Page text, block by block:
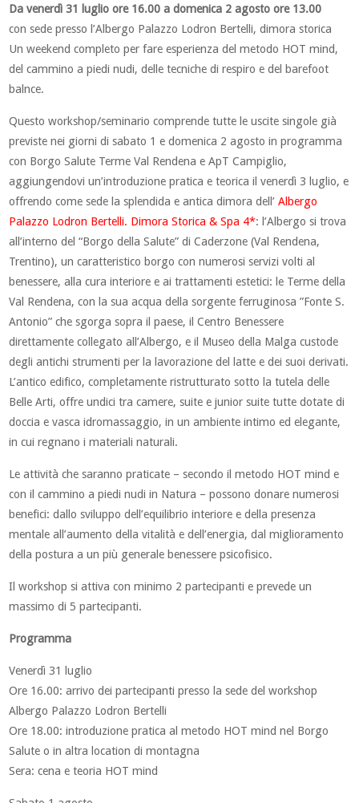
Da venerdì 31 luglio ore 16.00 a domenica 2 agosto ore 13.00
con sede presso l’Albergo Palazzo Lodron Bertelli, dimora storica
Un weekend completo per fare esperienza del metodo HOT mind,
del cammino a piedi nudi, delle tecniche di respiro e del barefoot
balnce.
Questo workshop/seminario comprende tutte le uscite singole già
previste nei giorni di sabato 1 e domenica 2 agosto in programma
con Borgo Salute Terme Val Rendena e ApT Campiglio,
aggiungendovi un’introduzione pratica e teorica il venerdì 3 luglio, e
offrendo come sede la splendida e antica dimora dell’Albergo
Palazzo Lodron Bertelli. Dimora Storica & Spa 4*: l’Albergo si trova
all’interno del “Borgo della Salute” di Caderzone (Val Rendena,
Trentino), un caratteristico borgo con numerosi servizi volti al
benessere, alla cura interiore e ai trattamenti estetici: le Terme della
Val Rendena, con la sua acqua della sorgente ferruginosa ”Fonte S.
Antonio” che sgorga sopra il paese, il Centro Benessere
direttamente collegato all’Albergo, e il Museo della Malga custode
degli antichi strumenti per la lavorazione del latte e dei suoi derivati.
L’antico edifico, completamente ristrutturato sotto la tutela delle
Belle Arti, offre undici tra camere, suite e junior suite tutte dotate di
doccia e vasca idromassaggio, in un ambiente intimo ed elegante,
in cui regnano i materiali naturali.
Le attività che saranno praticate – secondo il metodo HOT mind e
con il cammino a piedi nudi in Natura – possono donare numerosi
benefici: dallo sviluppo dell’equilibrio interiore e della presenza
mentale all’aumento della vitalità e dell’energia, dal miglioramento
della postura a un più generale benessere psicofisico.
Il workshop si attiva con minimo 2 partecipanti e prevede un
massimo di 5 partecipanti.
Programma
Venerdì 31 luglio
Ore 16.00: arrivo dei partecipanti presso la sede del workshop
Albergo Palazzo Lodron Bertelli
Ore 18.00: introduzione pratica al metodo HOT mind nel Borgo
Salute o in altra location di montagna
Sera: cena e teoria HOT mind